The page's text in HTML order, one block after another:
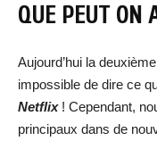
QUE PEUT ON
Aujourd’hui la
impossible de dire ce
Netflix! Cependant,
principaux dans de